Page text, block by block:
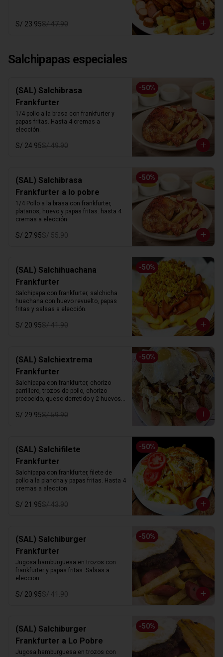
S/ 23.95S/ 47.90
Salchipapas especiales
-50%
(SAL) Salchibrasa
Frankfurter
1/4 pollo a la brasa con frankfurter y
papas fritas. Hasta 4 cremas a
elección.
S/ 24.95S/ 49.90
-50%
(SAL) Salchibrasa
Frankfurter a lo pobre
1/4 Pollo a la brasa con frankfurter,
platanos, huevo y papas fritas. hasta 4
cremas a elección.
S/ 27.95S/ 55.90
-50%
(SAL) Salchihuachana
Frankfurter
Salchipapa con frankfurter, salchicha
huachana con huevo revuelto, papas
fritas y salsas a elección.
S/ 20.95S/ 41.90
-50%
(SAL) Salchiextrema
Frankfurter
Salchipapa con frankfurter, chorizo
parrillero, trozos de pollo, chorizo
precocido, queso derretido y 2 huevos
S/ 29.95S/ 59.90
-50%
(SAL) Salchifilete
Frankfurter
Salchipapa con frankfurter, filete de
pollo a la plancha y papas fritas. Hasta 4
cremas a aleccion.
S/ 21.95S/ 43.90
-50%
(SAL) Salchiburger
Frankfurter
Jugosa hamburguesa en trozos con
frankfurter y papas fritas. Salsas a
eleccion.
S/ 20.95S/ 41.90
-50%
(SAL) Salchiburger
Frankfurter a Lo Pobre
Jugosa hamburguesa en trozos con